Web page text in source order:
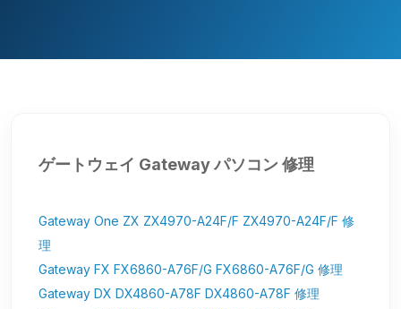
ゲートウェイ Gateway パソコン 修理
Gateway One ZX ZX4970-A24F/F ZX4970-A24F/F 修
理
Gateway FX FX6860-A76F/G FX6860-A76F/G 修理
Gateway DX DX4860-A78F DX4860-A78F 修理